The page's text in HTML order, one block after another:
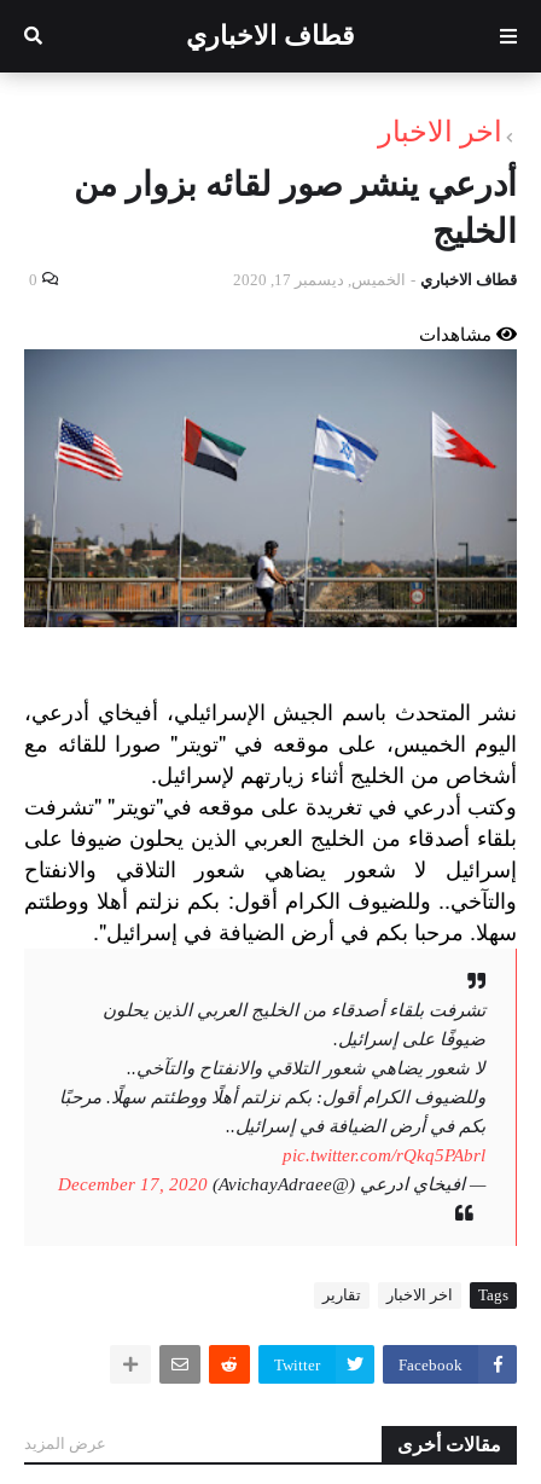
قطاف الاخباري
اخر الاخبار
أدرعي ينشر صور لقائه بزوار من
الخليج
قطاف الاخباري - الخميس, ديسمبر 17, 2020 0
مشاهدات
نشر المتحدث باسم الجيش الإسرائيلي، أفيخاي أدرعي،
اليوم الخميس، على موقعه في "تويتر" صورا للقائه مع
أشخاص من الخليج أثناء زيارتهم لإسرائيل.
وكتب أدرعي في تغريدة على موقعه في"تويتر " "تشرفت
بلقاء أصدقاء من الخليج العربي الذين يحلون ضيوفا على
إسرائيل
لا شعور يضاهي شعور التلاقي
والانفتاح
والتآخي.. وللضيوف الكرام أقول: بكم نزلتم أهلا ووطئتم
سهلا. مرحبا بكم في أرض الضيافة في إسرائيل".
تشرفت بلقاء أصدقاء من الخليج العربي الذين يحلون
ضيوفًا على إسرائيل.
لا شعور يضاهي شعور التلاقي والانفتاح والتآخي..
وللضيوف الكرام أقول: بكم نزلتم أهلًا ووطئتم سهلًا. مرحبًا
بكم في أرض الضيافة في إسرائيل..
pic.twitter.com/rQkq5PAbrl
— افيخاي ادرعي (@AvichayAdraee)
December 17, 2020
Tags اخر الاخبار تقارير
Facebook
Twitter
مقالات أخرى عرض المزيد